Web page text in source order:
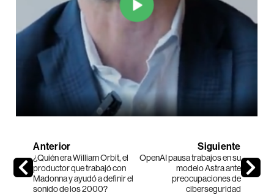
Anterior
¿Quién era William Orbit, el
productor que trabajó con
Madonna y ayudó a definir el
sonido de los 2000?
Siguiente
OpenAI pausa trabajos en su
modelo Astra ante
preocupaciones de
ciberseguridad